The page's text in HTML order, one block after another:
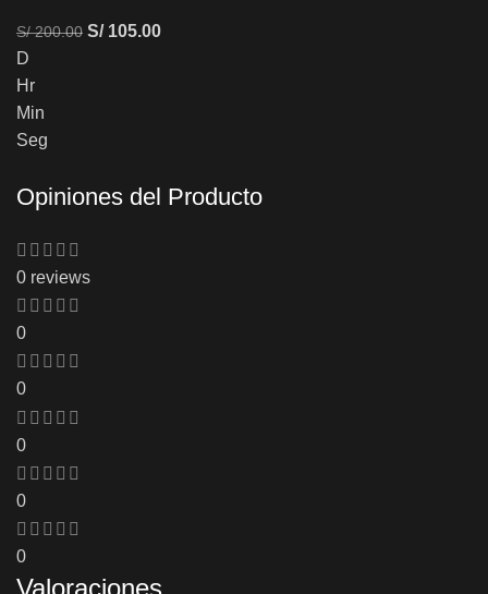
S/200.00 S/105.00
D
Hr
Min
Seg
Opiniones del Producto
0 reviews
0
0
0
0
0